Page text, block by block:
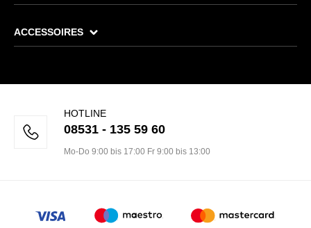
ACCESSOIRES
HOTLINE
08531 - 135 59 60
Mo-Do 9:00 bis 17:00 Fr 9:00 bis 13:00